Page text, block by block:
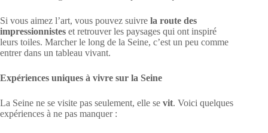
Si vous aimez l’art, vous pouvez suivre la route des
impressionnistes et retrouver les paysages qui ont inspiré
leurs toiles. Marcher le long de la Seine, c’est un peu comme
entrer dans un tableau vivant.
Expériences uniques à vivre sur la Seine
La Seine ne se visite pas seulement, elle se vit. Voici quelques
expériences à ne pas manquer :